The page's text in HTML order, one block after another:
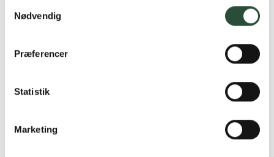
Nødvendig
Præferencer
Statistik
Marketing